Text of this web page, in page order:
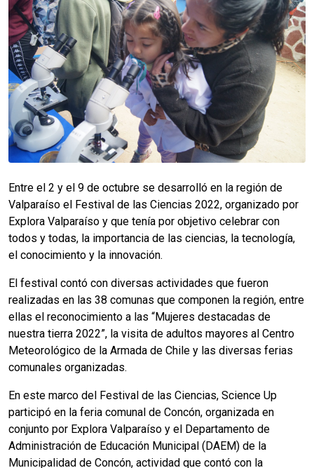
Entre el 2 y el 9 de octubre se desarrolló en la región de
Valparaíso el Festival de las Ciencias 2022, organizado por
Explora Valparaíso y que tenía por objetivo celebrar con
todos y todas, la importancia de las ciencias, la tecnología,
el conocimiento y la innovación.
El festival contó con diversas actividades que fueron
realizadas en las 38 comunas que componen la región, entre
ellas el reconocimiento a las “Mujeres destacadas de
nuestra tierra 2022”, la visita de adultos mayores al Centro
Meteorológico de la Armada de Chile y las diversas ferias
comunales organizadas.
En este marco del Festival de las Ciencias, Science Up
participó en la feria comunal de Concón, organizada en
conjunto por Explora Valparaíso y el Departamento de
Administración de Educación Municipal (DAEM) de la
Municipalidad de Concón, actividad que contó con la